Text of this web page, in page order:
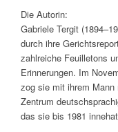
Die Autorin:
Gabriele Tergit
durch ihre
zahlreiche Feuilletons
Erinnerungen. Im
zog sie mit ihrem
Zentrum
das sie bis 1981